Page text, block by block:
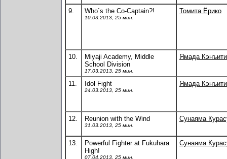
9. Who`s the Co-Captain?!
10.03.2013, 25 мин.
Томита Ёрико
10.
Miyaji Academy, Middle
School Division
17.03.2013, 25 мин.
Ямада Кэнъити
11. Idol Fight
24.03.2013, 25 мин.
Ямада Кэнъити
12. Reunion with the Wind
31.03.2013, 25 мин.
Сунаяма
13.
Powerful Fighter at Fukuhara
High!
07.04.2013, 25 мин.
Сунаяма